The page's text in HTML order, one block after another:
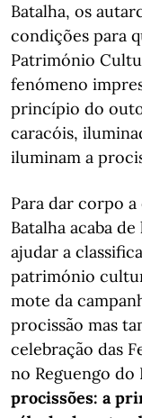
Batalha, os
condições para
Património
fenómeno
princípio do
caracóis,
iluminam a
Para dar corpo a
Batalha acaba
ajudar a
património
mote da
procissão mas
celebração das
no Reguengo do
procissões: a